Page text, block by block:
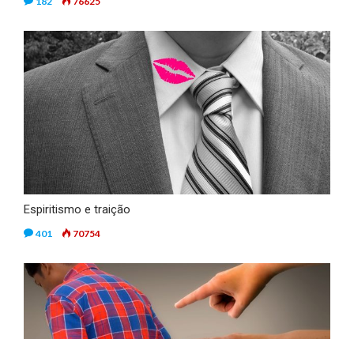
Espiritismo e traição
401 70754